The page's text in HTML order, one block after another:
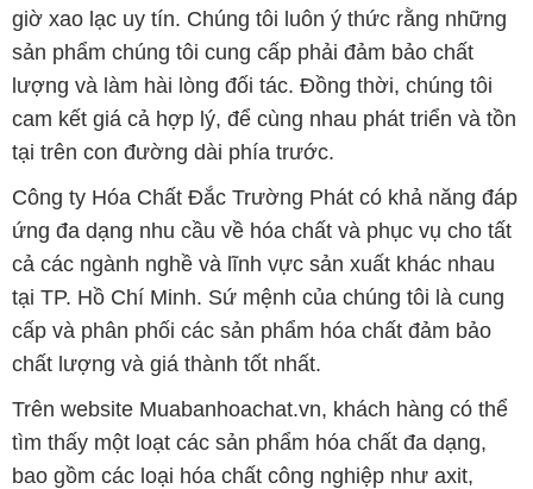
giờ xao lạc uy tín. Chúng tôi luôn ý thức rằng những
sản phẩm chúng tôi cung cấp phải đảm bảo chất
lượng và làm hài lòng đối tác. Đồng thời, chúng tôi
cam kết giá cả hợp lý, để cùng nhau phát triển và tồn
tại trên con đường dài phía trước.
Công ty Hóa Chất Đắc Trường Phát có khả năng đáp
ứng đa dạng nhu cầu về hóa chất và phục vụ cho tất
cả các ngành nghề và lĩnh vực sản xuất khác nhau
tại TP. Hồ Chí Minh. Sứ mệnh của chúng tôi là cung
cấp và phân phối các sản phẩm hóa chất đảm bảo
chất lượng và giá thành tốt nhất.
Trên website Muabanhoachat.vn, khách hàng có thể
tìm thấy một loạt các sản phẩm hóa chất đa dạng,
bao gồm các loại hóa chất công nghiệp như axit,